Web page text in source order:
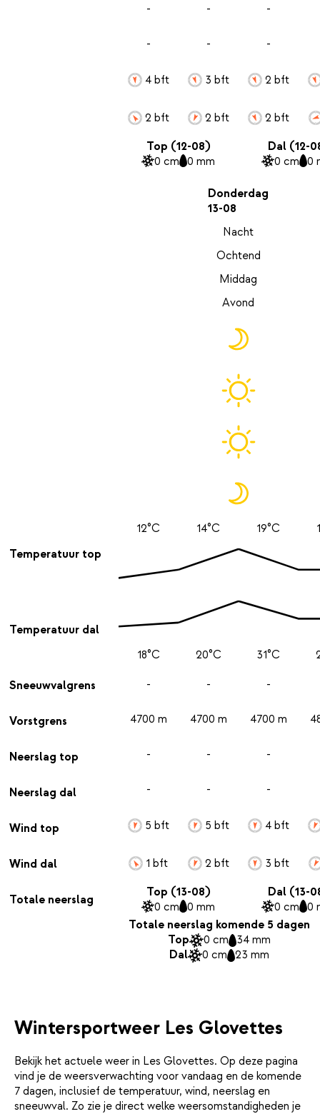
Temperatuur top
Temperatuur dal
Sneeuwvalgrens
Vorstgrens
Neerslag top
Neerslag dal
Wind top
Wind dal
Totale neerslag
-
-
4 bft
2 bft
-
-
3 bft
2 bft
-
-
2 bft
2 bft
Top (12-08)
0 cm 0 mm
Dal (12-
0 cm 0
Donderdag
13-08
Nacht
Ochtend
Middag
Avond
12°C
18°C
-
4700 m
-
-
5 bft
1 bft
14°C
20°C
-
4700 m
-
-
5 bft
2 bft
19°C
31°C
-
4700 m
-
-
4 bft
3 bft
Top (13-08)
0 cm 0 mm
Dal (13-
0 cm 0
Totale neerslag komende 5 dagen
Top
0 cm 34 mm
Dal
0 cm 23 mm
Wintersportweer Les Glovettes
Bekijk het actuele weer in Les Glovettes. Op deze pagina
vind je de weersverwachting voor vandaag en de komende
7 dagen, inclusief de temperatuur, wind, neerslag en
sneeuwval. Zo zie je direct welke weersomstandigheden je